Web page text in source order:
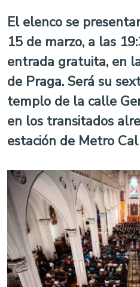
El elenco se
15 de marzo, a las
entrada gratuita, en
de Praga. Será su
templo de la calle
en los transitados
estación de Metro